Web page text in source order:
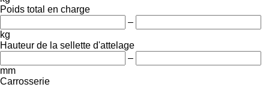
Poids total en charge
–
kg
Hauteur de la sellette d'attelage
–
mm
Carrosserie